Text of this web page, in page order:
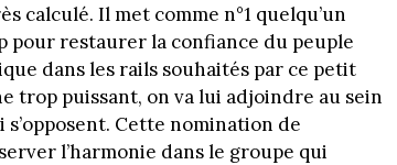
calculé. Il met comme n°1 quelqu’un
pour restaurer la confiance du peuple
dans les rails souhaités par ce petit
trop puissant, on va lui adjoindre au sein
Cette nomination de
l’harmonie dans le groupe qui